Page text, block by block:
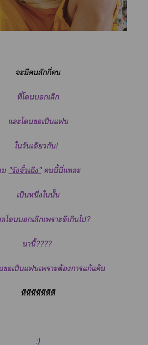
ะมีสักกี่
ที่โเลิก​
แะโเป็นแ
ใวันเดียวกัน!
"วังจั๋วเฉิง"นี้นี่แะ
เป็นหนึ่งในั้น
โเลิกเาะดีเกินไ?
นานิ๊????
เป็นแเาะต้องาแก้แค้น
หึหึหึหึหึหึหึ
:)​